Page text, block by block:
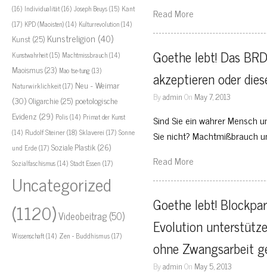
(16) Individualität(16) Joseph Beuys(15) Kant
(17) KPD (Maoisten)(14) Kulturrevolution(14)
Kunst(25) Kunstreligion (40)
Kunstwahrheit(15) Machtmissbrauch(14)
Maoismus(23) Mao tse-tung (13)
Naturwirklichkeit(17) Neu - Weimar
(30)Oligarchie(25) poetologische
Evidenz (29) Polis(14) Primat der Kunst
(14) Rudolf Steiner(18) Sklaverei (17) Sonne
und Erde(17) Soziale Plastik(26)
Sozialfaschismus(14) Stadt Essen (17)
Uncategorized
(1120)Videobeitrag(50)
Wissenschaft(14) Zen - Buddhismus(17)
Read More
Goethe lebt! Das
akzeptieren oder
ByadminOn May 7, 2013
Sind Sie ein wahrer Mensch
Sie nicht? Machtmißbrauch
Read More
Goethe lebt!
Evolution
ohne Zwangsarbeit
ByadminOn May 5, 2013